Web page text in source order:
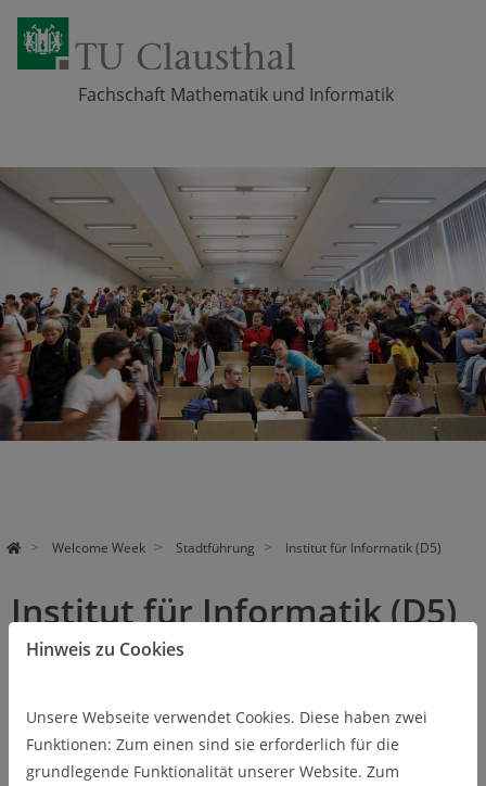
Zum Inhalt springen
Fachschaft Mathematik und Informatik
Welcome Week Stadtführung Institut für Informatik (D5)
Institut für Informatik (D5)
Im Gebäude D5, häufig auch Gelbes IfI oder (Gelbes) Hörsaal-
wo die meisten Informatik-Vorlesungen stattfinden. Zusätzlich
gibt es auch noch den Multimedia-Hörsaal, wo Vorlesungen
aufgezeichnet oder auch an andere Orte gestreamt werden.
Hinweis zu Cookies
Unsere Webseite verwendet Cookies. Diese haben zwei
Funktionen: Zum einen sind sie erforderlich für die
grundlegende Funktionalität unserer Website. Zum